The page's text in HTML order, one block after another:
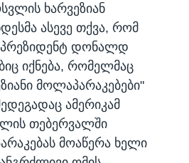
ხარვეზიან
ასევე თქვა, რომ
პრეზიდენტ დონალდ
იქნება, რომელმაც
მოლაპარაკებები"
ამერიკამ
თებერვალში
მოაწერა ხელი